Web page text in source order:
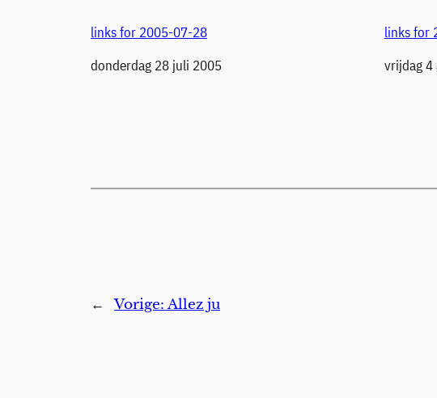
links for 2005-07-28
Datum
donderdag 28 juli 2005
links for
Datum
vrijdag 4
← Vorige: Allez ju